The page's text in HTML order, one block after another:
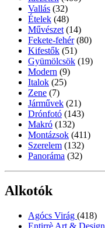
Vallás (32)
Ételek (48)
Művészet (14)
Fekete-fehér (80)
Kifestők (51)
Gyümölcsök (19)
Modern (9)
Italok (25)
Zene (7)
Járművek (21)
Drónfotó (143)
Makró (132)
Montázsok (411)
Szerelem (132)
Panoráma (32)
Alkotók
Agócs Virág (418)